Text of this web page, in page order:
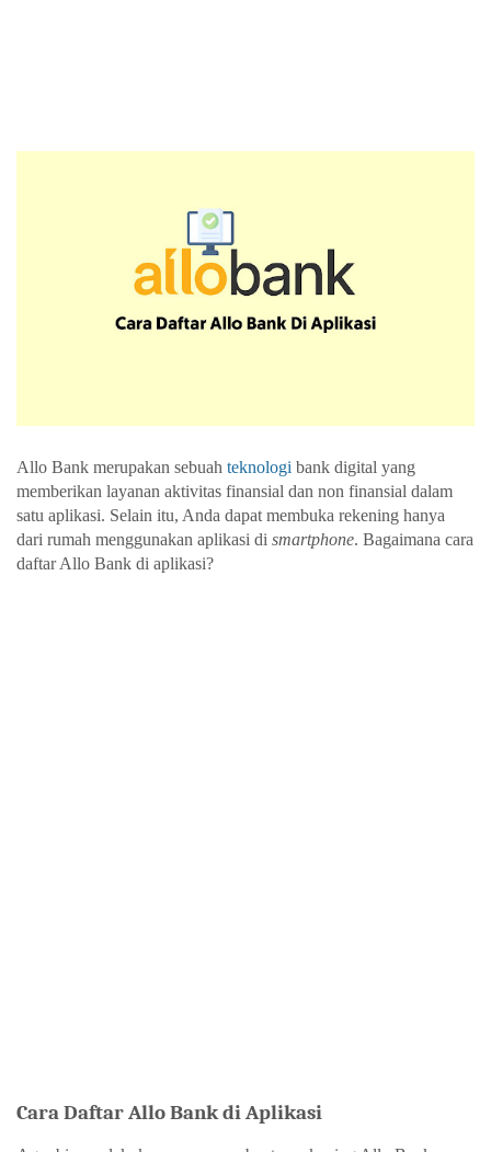
Allo Bank merupakan sebuah teknologi bank digital yang
memberikan layanan aktivitas finansial dan non finansial dalam
satu aplikasi. Selain itu, Anda dapat membuka rekening hanya
dari rumah menggunakan aplikasi di smartphone. Bagaimana cara
daftar Allo Bank di aplikasi?
Cara Daftar Allo Bank di Aplikasi